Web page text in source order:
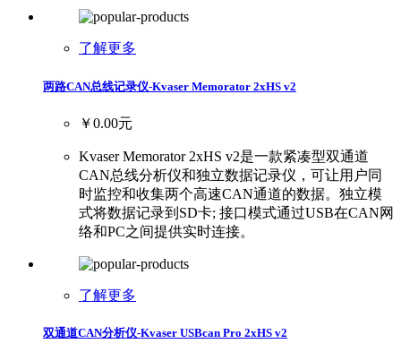
了解更多
两路CAN总线记录仪-Kvaser Memorator 2xHS v2
￥0.00元
Kvaser Memorator 2xHS v2是一款紧凑型双通道
CAN总线分析仪和独立数据记录仪，可让用户同
时监控和收集两个高速CAN通道的数据。独立模
式将数据记录到SD卡; 接口模式通过USB在CAN网
络和PC之间提供实时连接。
了解更多
双通道CAN分析仪-Kvaser USBcan Pro 2xHS v2